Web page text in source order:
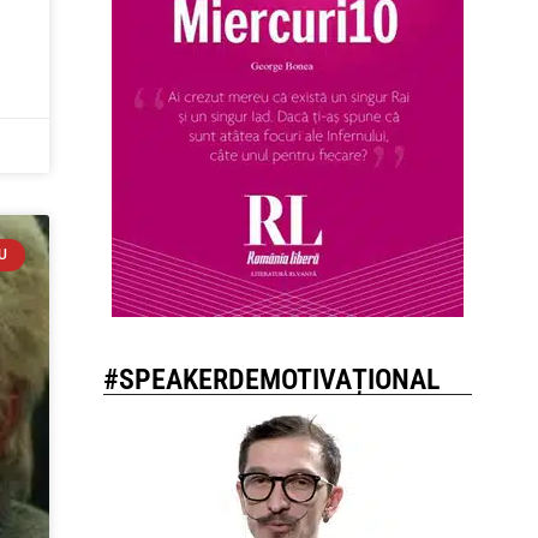
#SPEAKERDEMOTIVAȚIONAL